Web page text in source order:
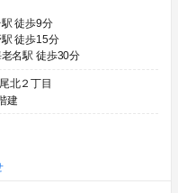
徒歩9分
徒歩15分
名駅 徒歩30分
北２丁目
建